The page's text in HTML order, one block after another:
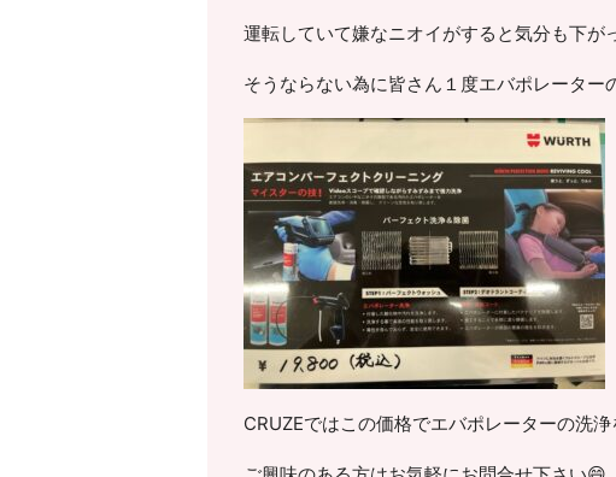
運転していて嫌なニオイがすると気分も下が
そうならない為に皆さん１度エバポレーター
CRUZEではこの価格でエバポレーターの洗浄